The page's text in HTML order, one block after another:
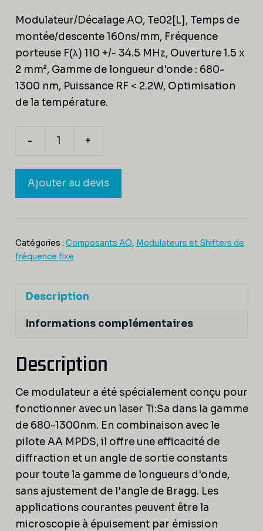
Modulateur/Décalage AO, Te02[L], Temps de
montée/descente 160ns/mm, Fréquence
porteuse F(λ) 110 +/- 34.5 MHz, Ouverture 1.5 x
2 mm², Gamme de longueur d'onde : 680-
1300 nm, Puissance RF < 2.2W, Optimisation
de la température.
-
MT110-
B69A1.5-
Hk
+
Ajouter au devis
Catégories : Composants AO, Modulateurs et Shifters de
fréquence fixe
Description
Informations complémentaires
Description
Ce modulateur a été spécialement conçu pour
fonctionner avec un laser Ti:Sa dans la gamme
de 680-1300nm. En combinaison avec le
pilote AA MPDS, il offre une efficacité de
diffraction et un angle de sortie constants
pour toute la gamme de longueurs d'onde,
sans ajustement de l'angle de Bragg. Les
applications courantes peuvent être la
microscopie à épuisement par émission